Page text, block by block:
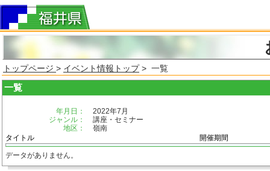
トップページ > イベント情報トップ> 一覧
一覧
年月日：
2022年7月
ジャンル：
講座・セミナー
地区：
嶺南
タイトル
開催期間
データがありません。